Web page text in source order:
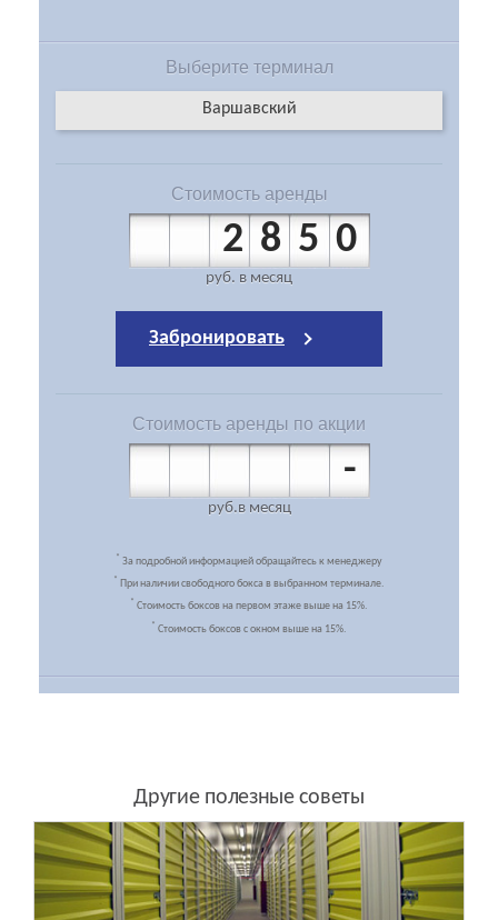
Выберите терминал
Варшавский
Стоимость аренды
2850
руб. в месяц
Забронировать
Стоимость аренды по акции
-
руб.в месяц
* За подробной информацией обращайтесь к менеджеру
* При наличии свободного бокса в выбранном терминале.
* Стоимость боксов на первом этаже выше на 15%.
* Стоимость боксов с окном выше на 15%.
Другие полезные советы